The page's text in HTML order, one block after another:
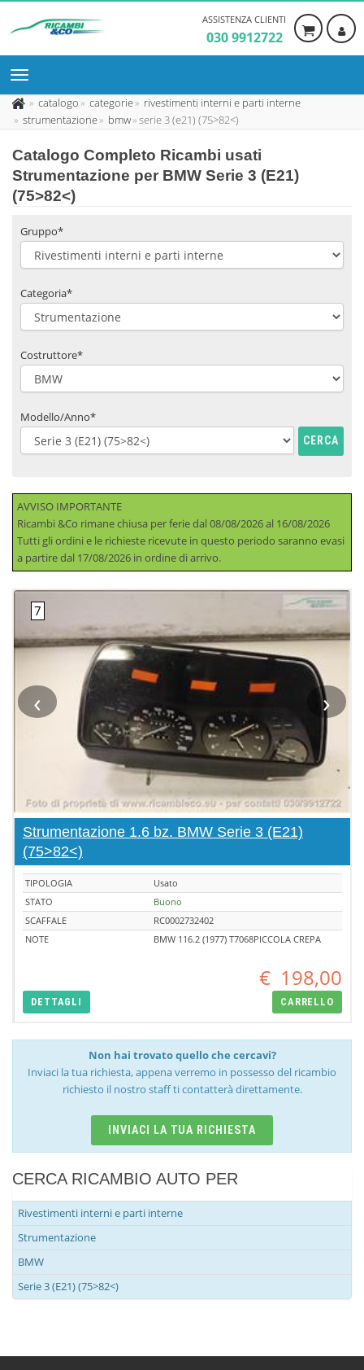
ASSISTENZA CLIENTI
030 9912722
catalogo categorie
rivestimenti interni e parti interne
strumentazione
bmw serie 3 (e21) (75>82<)
Catalogo Completo Ricambi usati
Strumentazione per BMW Serie 3 (E21)
(75>82<)
Gruppo*
Categoria*
Costruttore*
Modello/Anno*
CERCA
AVVISO IMPORTANTE
Ricambi &Co rimane chiusa per ferie dal 08/08/2026 al 16/08/2026
Tutti gli ordini e le richieste ricevute in questo periodo saranno evasi
a partire dal 17/08/2026 in ordine di arrivo.
‹ ›
Strumentazione 1.6 bz. BMW Serie 3 (E21)
(75>82<)
TIPOLOGIA
Usato
STATO
Buono
SCAFFALE
RC0002732402
NOTE
BMW 116.2 (1977) T7068PICCOLA CREPA
€ 198,00
DETTAGLI CARRELLO
Non hai trovato quello che cercavi?
Inviaci la tua richiesta, appena verremo in possesso del ricambio
richiesto il nostro staff ti contatterà direttamente.
INVIACI LA TUA RICHIESTA
CERCA RICAMBIO AUTO PER
Rivestimenti interni e parti interne
Strumentazione
BMW
Serie 3 (E21) (75>82<)